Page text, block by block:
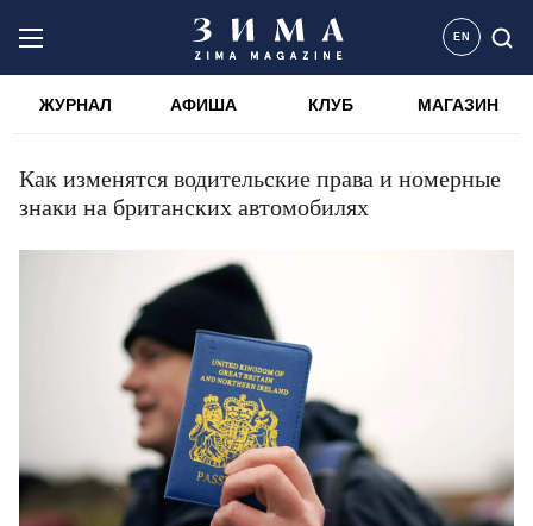
EN
ЖУРНАЛ АФИША КЛУБ МАГАЗИН
Как изменятся водительские права и номерные
знаки на британских автомобилях